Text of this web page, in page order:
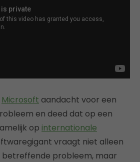
Microsoft aandacht voor een
en deed dat op een
op internationale
vraagt niet alleen
probleem, maar